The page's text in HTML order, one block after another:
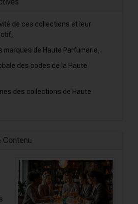
de ces collections et leur
marques de Haute Parfumerie,
des codes de la Haute
des collections de Haute
Contenu